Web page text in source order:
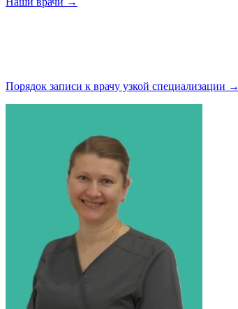
Порядок записи к врачу узкой специализации →